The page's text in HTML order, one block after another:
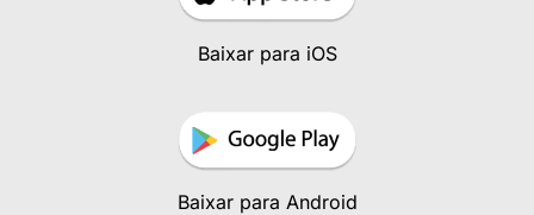
Baixar para iOS
Baixar para Android